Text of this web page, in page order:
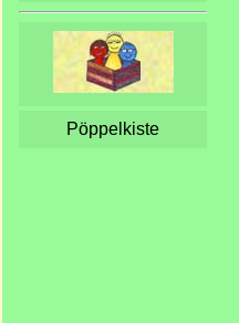
Pöppelkiste